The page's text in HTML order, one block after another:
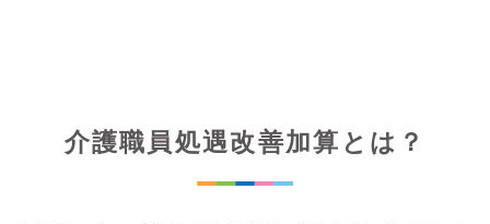
介護職員処遇改善加算とは？